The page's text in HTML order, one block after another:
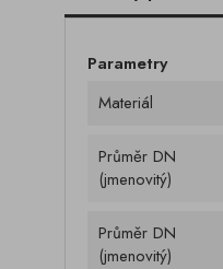
Parametry
Materiál
Průměr DN
(jmenovitý)
Průměr DN
(jmenovitý)